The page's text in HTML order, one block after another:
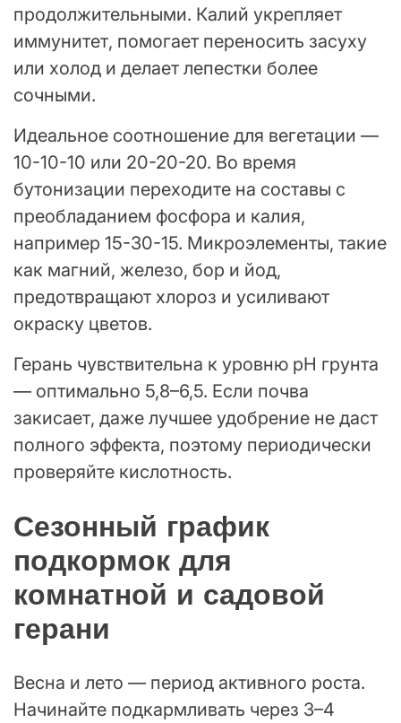
продолжительными. Калий укрепляет
иммунитет, помогает переносить засуху
или холод и делает лепестки более
сочными.
Идеальное соотношение для вегетации —
10-10-10 или 20-20-20. Во время
бутонизации переходите на составы с
преобладанием фосфора и калия,
например 15-30-15. Микроэлементы, такие
как магний, железо, бор и йод,
предотвращают хлороз и усиливают
окраску цветов.
Герань чувствительна к уровню pH грунта
— оптимально 5,8–6,5. Если почва
закисает, даже лучшее удобрение не даст
полного эффекта, поэтому периодически
проверяйте кислотность.
Сезонный график
подкормок для
комнатной и садовой
герани
Весна и лето — период активного роста.
Начинайте подкармливать через 3–4